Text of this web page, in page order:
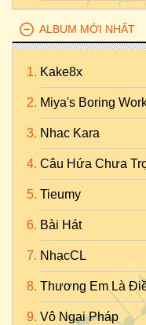
ALBUM MỚI NHẤT
Kake8x
Miya's Boring
Nhac Kara
Câu Hứa Chưa
Tieumy
Bài Hát
NhạcCL
Thương Em Là
Vô Ngại Pháp